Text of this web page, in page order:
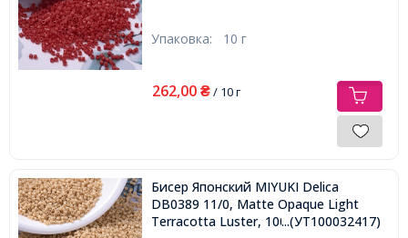
Упаковка: 10 г
262,00 ₴/ 10 г
Бисер Японский MIYUKI Delica
DB0389 11/0, Matte Opaque Light
Terracotta Luster, 1000шт/5г,...(УТ100032417)